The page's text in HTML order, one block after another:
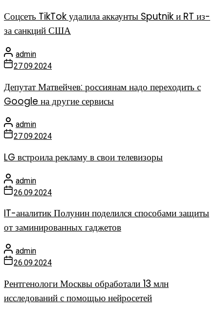
Соцсеть TikTok удалила аккаунты Sputnik и RT из-
за санкций США
admin
27.09.2024
Депутат Матвейчев: россиянам надо переходить с
Google на другие сервисы
admin
27.09.2024
LG встроила рекламу в свои телевизоры
admin
26.09.2024
IT-аналитик Полунин поделился способами защиты
от заминированных гаджетов
admin
26.09.2024
Рентгенологи Москвы обработали 13 млн
исследований с помощью нейросетей